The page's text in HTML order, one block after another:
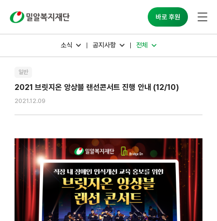
바로 후원
소식 공지사항 전체
일반
2021 브릿지온 앙상블 랜선콘서트 진행 안내 (12/10)
2021.12.09